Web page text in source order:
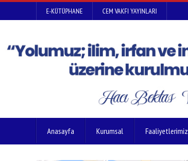
E-KÜTÜPHANE CEM VAKFI YAYINLARI
Anasayfa Kurumsal Faaliyetlerimiz